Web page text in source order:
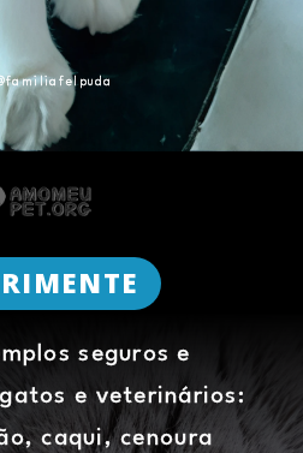
seguros e
e veterinários:
caqui, cenoura